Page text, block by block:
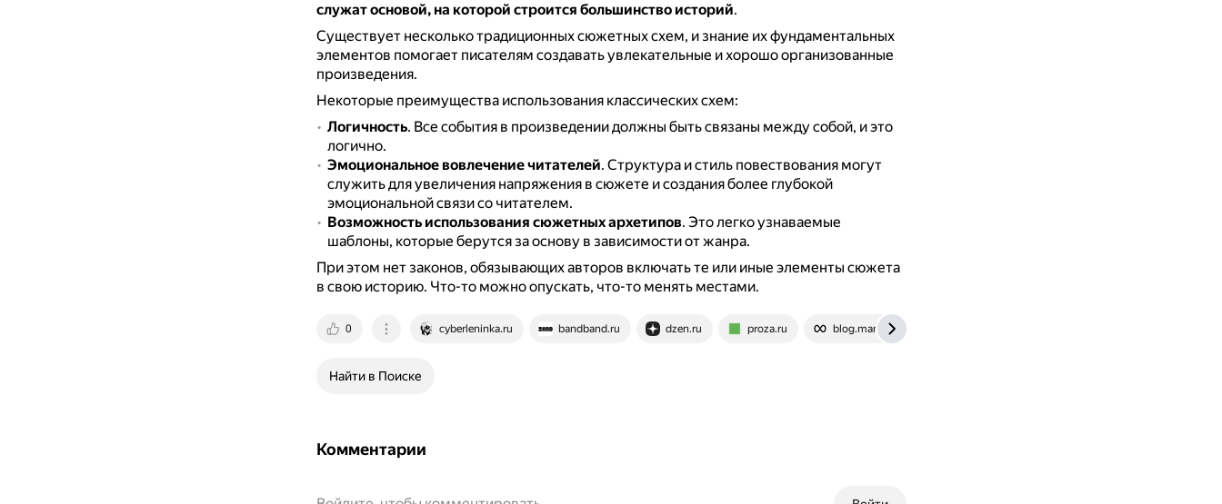
служат основой, на которой строится большинство историй.
Существует несколько традиционных сюжетных схем, и знание их фундаментальных
элементов помогает писателям создавать увлекательные и хорошо организованные
произведения.
Некоторые преимущества использования классических схем:
Логичность. Все события в произведении должны быть связаны между собой, и это
логично.
Эмоциональное вовлечение читателей. Структура и стиль повествования могут
служить для увеличения напряжения в сюжете и создания более глубокой
эмоциональной связи со читателем.
Возможность использования сюжетных архетипов. Это легко узнаваемые
шаблоны, которые берутся за основу в зависимости от жанра.
При этом нет законов, обязывающих авторов включать те или иные элементы сюжета
в свою историю. Что-то можно опускать, что-то менять местами.
0 cyberleninka.ru bandband.ru dzen.ru proza.ru blog.mann-ivanov-ferber.ru
Найти в Поиске
Комментарии